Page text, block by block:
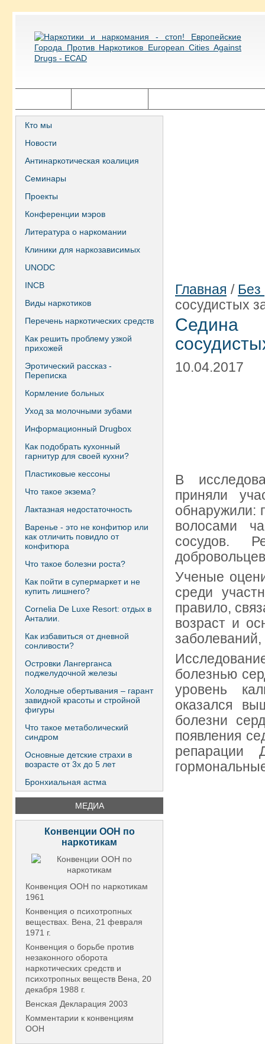
Кто мы
Новости
Антинаркотическая коалиция
Семинары
Проекты
Конференции мэров
Литература о наркомании
Клиники для наркозависимых
UNODC
INCB
Виды наркотиков
Перечень наркотических средств
Как решить проблему узкой
прихожей
Эротический рассказ -
Переписка
Кормление больных
Уход за молочными зубами
Информационный Drugbox
Как подобрать кухонный
гарнитур для своей кухни?
Пластиковые кессоны
Что такое экзема?
Лактазная недостаточность
Варенье - это не конфитюр или
как отличить повидло от
конфитюра
Что такое болезни роста?
Как пойти в супермаркет и не
купить лишнего?
Сornelia De Luxe Resort: отдых в
Анталии.
Как избавиться от дневной
сонливости?
Островки Лангерганса
поджелудочной железы
Холодные обертывания – гарант
завидной красоты и стройной
фигуры
Что такое метаболический
синдром
Основные детские страхи в
возрасте от 3х до 5 лет
Бронхиальная астма
МЕДИА
Конвенции ООН по
наркотикам
Конвенция ООН по наркотикам
1961
Конвенция о психотропных
веществах. Вена, 21 февраля
1971 г.
Конвенция о борьбе против
незаконного оборота
наркотических средств и
психотропных веществ Вена, 20
декабря 1988 г.
Венская Декларация 2003
Комментарии к конвенциям
ООН
Главная / Без
сосудистых
Седина
10.04.2017
В
приняли
обнаружили:
волосами
сосудов.
Ученые
среди
правило,
возраст и
заболеваний,
болезнью
уровень
оказался
болезни
появления
репарации